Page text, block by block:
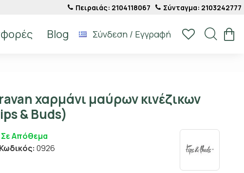
Πειραιάς: 2104118067 Σύνταγμα: 2103242777
Blog Σύνδεση / Εγγραφή
χαρμάνι μαύρων κινέζικων
& Buds)
Σε Απόθεμα
Κωδικός: 0926